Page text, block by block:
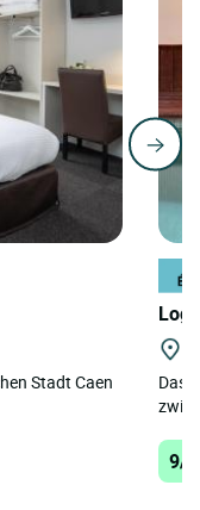
Stadt Caen
Das
9/